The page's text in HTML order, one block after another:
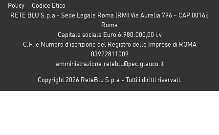
Policy
Codice Etico
RETE BLU S.p.a - Sede Legale Roma (RM) Via Aurelia 796 – CAP 00165
Roma
Capitale sociale Euro 6.980.000,00 i.v
C.F. e Numero d’iscrizione del Registro delle Imprese di ROMA
03922811009
amministrazione.reteblu@pec.glauco.it
Copyright 2026 ReteBlu S.p.a - Tutti i diritti riservati.